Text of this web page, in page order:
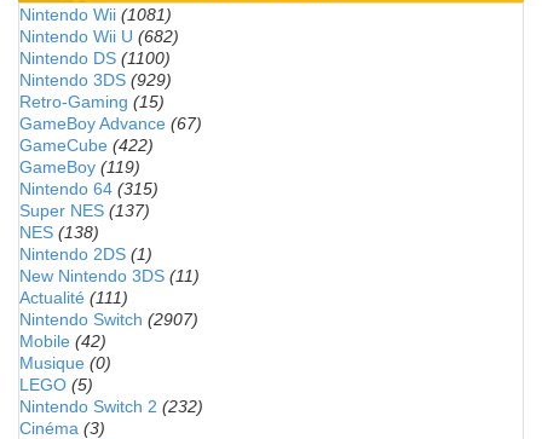
Nintendo Wii (1081)
Nintendo Wii U (682)
Nintendo DS (1100)
Nintendo 3DS (929)
Retro-Gaming (15)
GameBoy Advance (67)
GameCube (422)
GameBoy (119)
Nintendo 64 (315)
Super NES (137)
NES (138)
Nintendo 2DS (1)
New Nintendo 3DS (11)
Actualité (111)
Nintendo Switch (2907)
Mobile (42)
Musique (0)
LEGO (5)
Nintendo Switch 2 (232)
Cinéma (3)